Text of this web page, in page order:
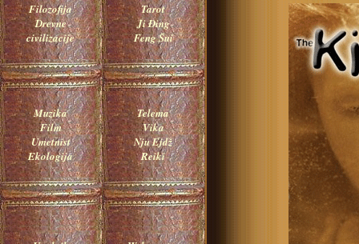
Filozofija
Drevne
civilizacije
Muzika
Film
Umetnist
Ekologija
Tarot
Ji Đing
Feng Šui
Telema
Vika
Nju Ejdž
Reiki